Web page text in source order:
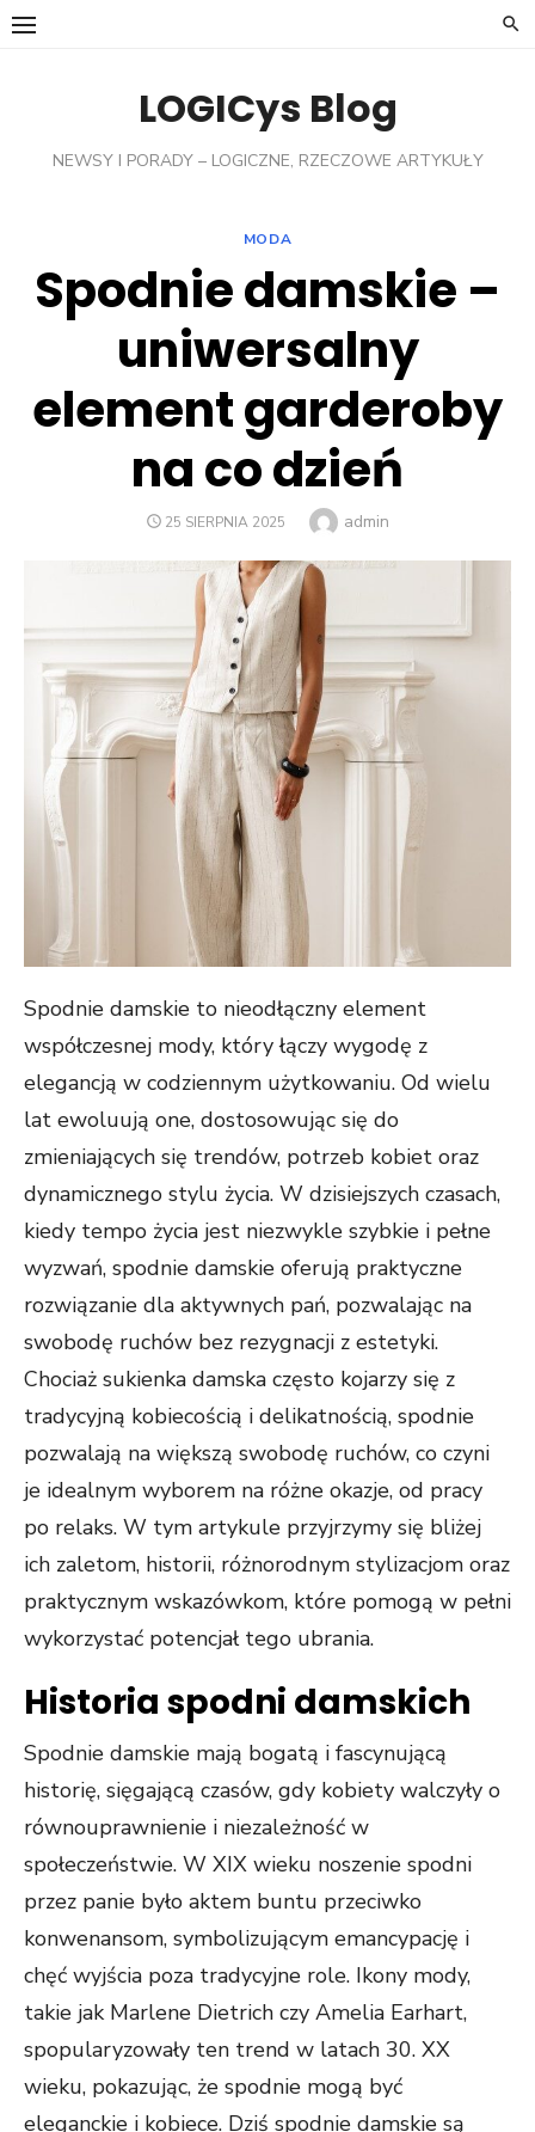
Skip
LOGICys Blog
NEWSY I PORADY – LOGICZNE, RZECZOWE ARTYKUŁY
MODA
Spodnie damskie –
uniwersalny
element garderoby
na co dzień
POSTED
25 SIERPNIA 2025 Author
admin
Spodnie damskie to nieodłączny element
współczesnej mody, który łączy wygodę z
elegancją w codziennym użytkowaniu. Od wielu
lat ewoluują one, dostosowując się do
zmieniających się trendów, potrzeb kobiet oraz
dynamicznego stylu życia. W dzisiejszych czasach,
kiedy tempo życia jest niezwykle szybkie i pełne
wyzwań, spodnie damskie oferują praktyczne
rozwiązanie dla aktywnych pań, pozwalając na
swobodę ruchów bez rezygnacji z estetyki.
Chociaż sukienka damska często kojarzy się z
tradycyjną kobiecością i delikatnością, spodnie
pozwalają na większą swobodę ruchów, co czyni
je idealnym wyborem na różne okazje, od pracy
po relaks. W tym artykule przyjrzymy się bliżej
ich zaletom, historii, różnorodnym stylizacjom oraz
praktycznym wskazówkom, które pomogą w pełni
wykorzystać potencjał tego ubrania.
Historia spodni damskich
Spodnie damskie mają bogatą i fascynującą
historię, sięgającą czasów, gdy kobiety walczyły o
równouprawnienie i niezależność w
społeczeństwie. W XIX wieku noszenie spodni
przez panie było aktem buntu przeciwko
konwenansom, symbolizującym emancypację i
chęć wyjścia poza tradycyjne role. Ikony mody,
takie jak Marlene Dietrich czy Amelia Earhart,
spopularyzowały ten trend w latach 30. XX
wieku, pokazując, że spodnie mogą być
eleganckie i kobiece. Dziś spodnie damskie są